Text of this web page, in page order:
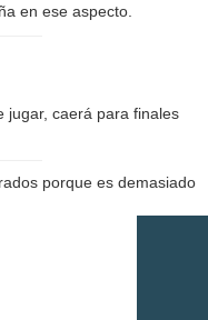
en ese aspecto.
jugar, caerá para finales
porque es demasiado